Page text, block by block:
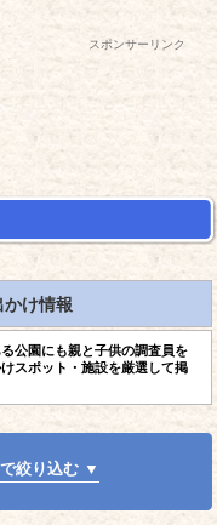
スポンサーリンク
け情報
公園にも親と子供の調査員を
スポット・施設を厳選して掲
で絞り込む ▼